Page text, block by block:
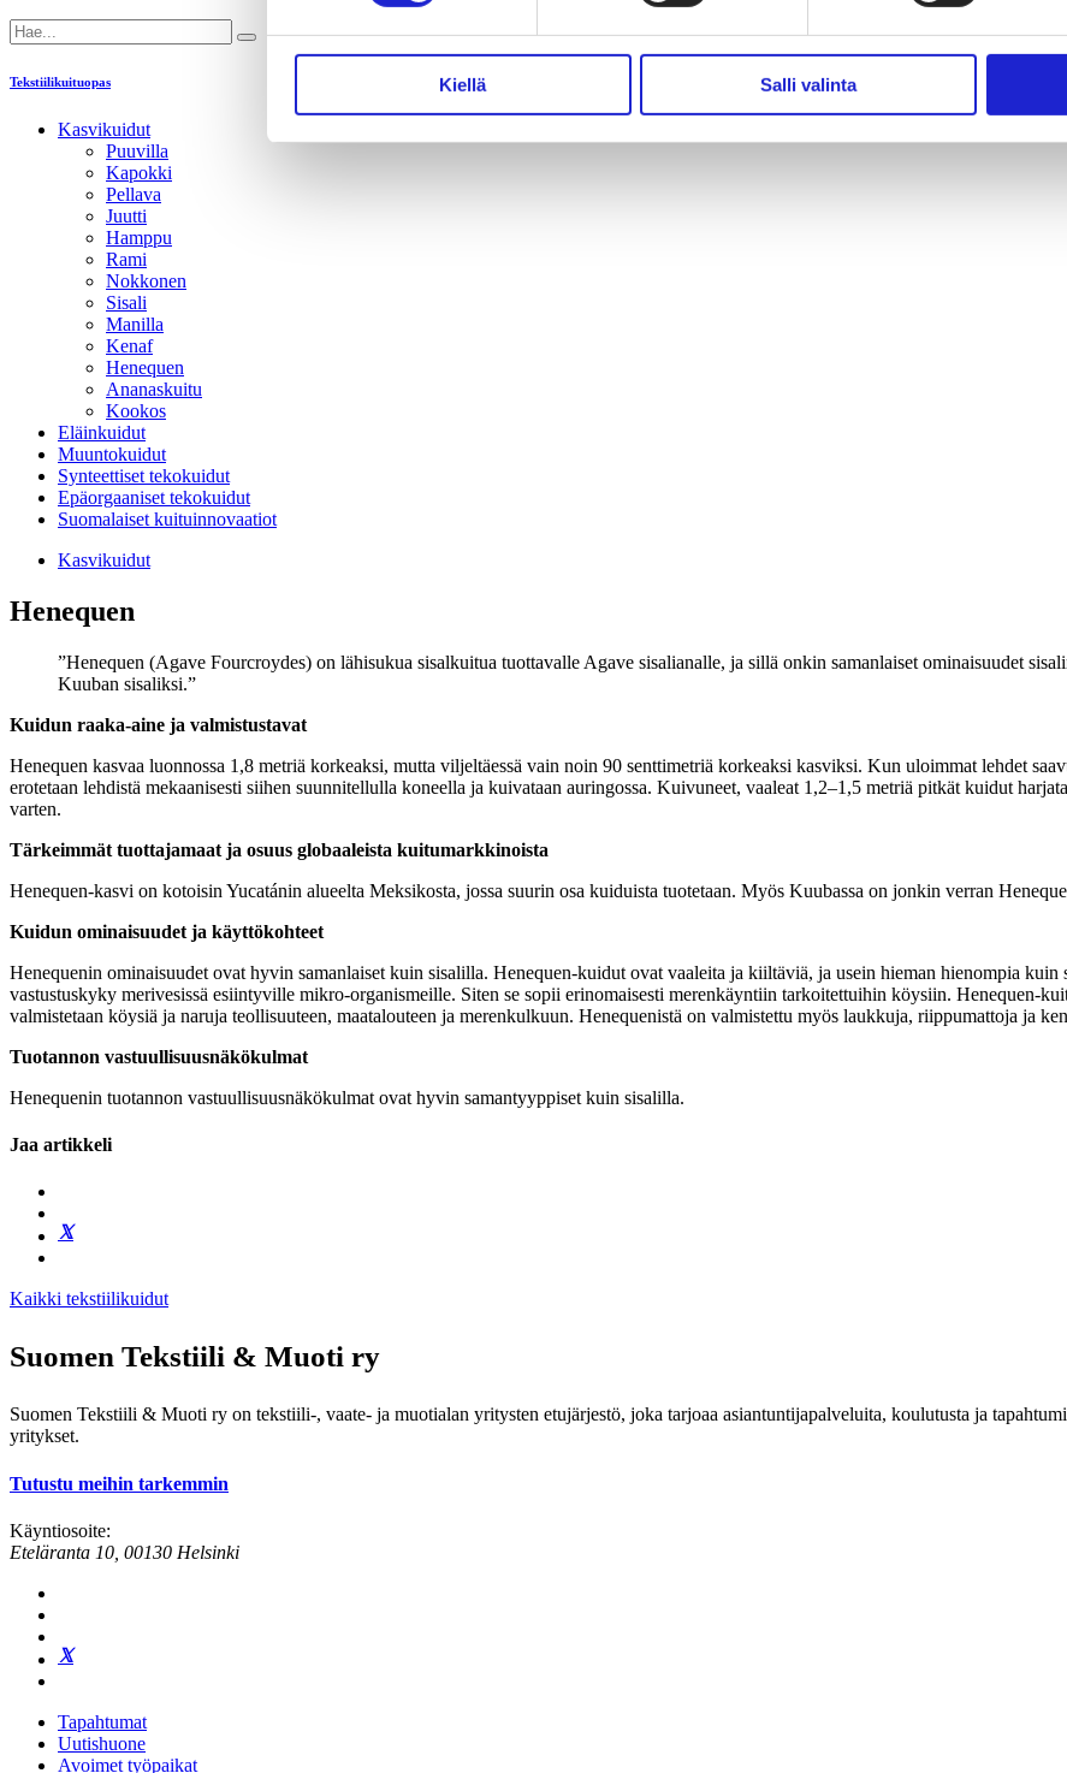
Kiellä Salli valinta
Tekstiilikuituopas
Kasvikuidut
Puuvilla
Kapokki
Pellava
Juutti
Hamppu
Rami
Nokkonen
Sisali
Manilla
Kenaf
Henequen
Ananaskuitu
Kookos
Eläinkuidut
Muuntokuidut
Synteettiset tekokuidut
Epäorgaaniset tekokuidut
Suomalaiset kuituinnovaatiot
Kasvikuidut
Henequen
Henequen (Agave Fourcroydes) on lähisukua sisalkuitua tuottavalle Agave sisalianalle, ja sillä onkin samanlaiset ominaisuudet
Kuuban sisaliksi.
Kuidun raaka-aine ja valmistustavat
Henequen kasvaa luonnossa 1,8 metriä korkeaksi, mutta viljeltäessä vain noin 90 senttimetriä korkeaksi kasviksi. Kun uloimmat lehdet
erotetaan lehdistä mekaanisesti siihen suunnitellulla koneella ja kuivataan auringossa. Kuivuneet, vaaleat 1,2–1,5 metriä pitkät kuidut
varten.
Tärkeimmät tuottajamaat ja osuus globaaleista kuitumarkkinoista
Henequen-kasvi on kotoisin Yucatánin alueelta Meksikosta, jossa suurin osa kuiduista tuotetaan. Myös Kuubassa on jonkin verran
Kuidun ominaisuudet ja käyttökohteet
Henequenin ominaisuudet ovat hyvin samanlaiset kuin sisalilla. Henequen-kuidut ovat vaaleita ja kiiltäviä, ja usein hieman hienompia
vastustuskyky merivesissä esiintyville mikro-organismeille. Siten se sopii erinomaisesti merenkäyntiin tarkoitettuihin köysiin. Henequen-
valmistetaan köysiä ja naruja teollisuuteen, maatalouteen ja merenkulkuun. Henequenistä on valmistettu myös laukkuja, riippumattoja ja
Tuotannon vastuullisuusnäkökulmat
Henequenin tuotannon vastuullisuusnäkökulmat ovat hyvin samantyyppiset kuin sisalilla.
Jaa artikkeli
Kaikki tekstiilikuidut
Suomen Tekstiili & Muoti ry
Suomen Tekstiili & Muoti ry on tekstiili-, vaate- ja muotialan yritysten etujärjestö, joka tarjoaa asiantuntijapalveluita, koulutusta ja
yritykset.
Tutustu meihin tarkemmin
Käyntiosoite:
Eteläranta 10, 00130 Helsinki
Tapahtumat
Uutishuone
Avoimet työpaikat